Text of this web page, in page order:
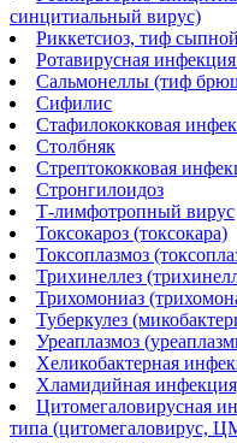
синцитиальный вирус)
Риккетсиоз, тиф
Ротавирусная
Сальмонеллы (тиф
Сифилис
Стафилококковая
Столбняк
Стрептококковая
Стронгилоидоз
Т-лимфотропный вирус
Токсокароз (токсокара)
Токсоплазмоз
Трихинеллез
Трихомониаз
Туберкулез
Уреаплазмоз
Хеликобактерная
Хламидийная
Цитомегаловирусная
типа (цитомегаловирус,